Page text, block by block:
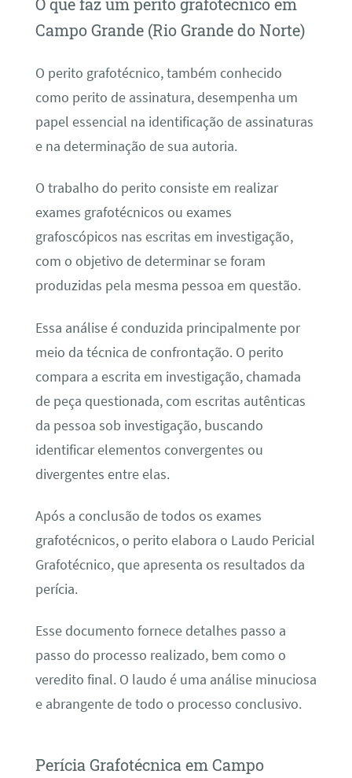
O que faz um perito grafotécnico em
Campo Grande (Rio Grande do Norte)
O perito grafotécnico, também conhecido
como perito de assinatura, desempenha um
papel essencial na identificação de assinaturas
e na determinação de sua autoria.
O trabalho do perito consiste em realizar
exames grafotécnicos ou exames
grafoscópicos nas escritas em investigação,
com o objetivo de determinar se foram
produzidas pela mesma pessoa em questão.
Essa análise é conduzida principalmente por
meio da técnica de confrontação. O perito
compara a escrita em investigação, chamada
de peça questionada, com escritas autênticas
da pessoa sob investigação, buscando
identificar elementos convergentes ou
divergentes entre elas.
Após a conclusão de todos os exames
grafotécnicos, o perito elabora o Laudo Pericial
Grafotécnico, que apresenta os resultados da
perícia.
Esse documento fornece detalhes passo a
passo do processo realizado, bem como o
veredito final. O laudo é uma análise minuciosa
e abrangente de todo o processo conclusivo.
Perícia Grafotécnica em Campo